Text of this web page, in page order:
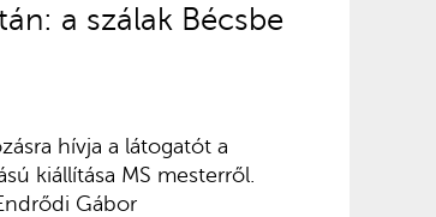
a szálak Bécsbe
hívja a látogatót a
kiállítása MS mesterről.
Gábor